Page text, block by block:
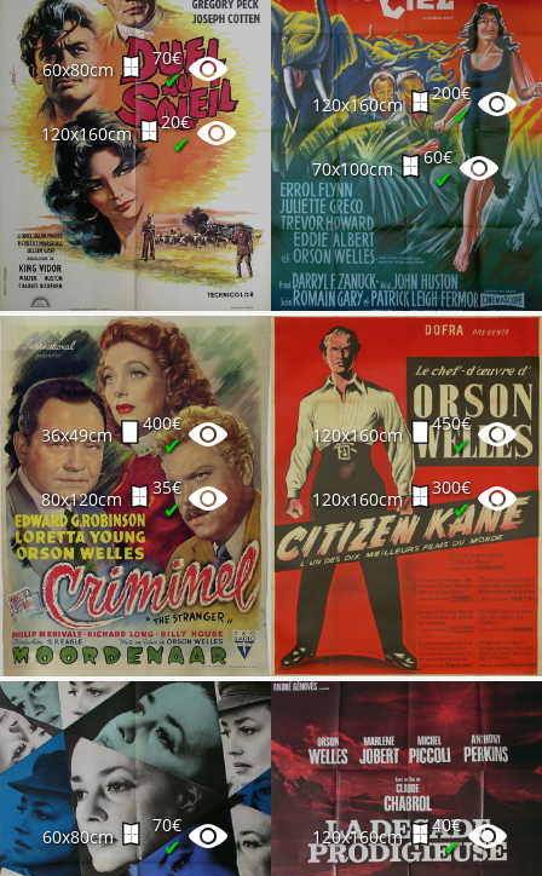
60x80cm
70€
✔
120x160cm
20€
✔
120x160cm
200€
✔
70x100cm
60€
✔
36x49cm
400€
✔
80x120cm
35€
✔
120x160cm
450€
✔
120x160cm
300€
✔
60x80cm
70€
✔ 120x160cm
40€
✔